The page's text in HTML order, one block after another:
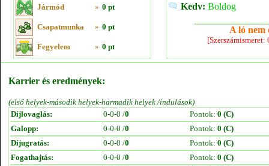
Jármód » 0 pt
Csapatmunka » 0 pt
Fegyelem » 0 pt
Kedv: Boldog
A ló nem
Karrier és eredmények:
(első helyek-második helyek-harmadik helyek /indulások)
Díjlovaglás:
0-0-0 /0 Pontok: 0 (C)
Galopp:
0-0-0 /0 Pontok: 0 (C)
Díjugratás:
0-0-0 /0 Pontok: 0 (C)
Fogathajtás:
0-0-0 /0 Pontok: 0 (C)